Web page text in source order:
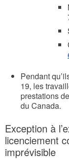
Pendant
19, les
prestations
du Canada.
​​​Exception à
licenciement
imprévisible